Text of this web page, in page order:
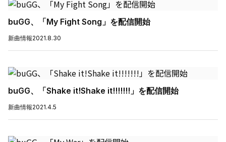
buGG、「My Fight Song」を配信開始
新曲情報2021.8.30
buGG、「Shake it!Shake it!!!!!!!」を配信開始
新曲情報2021.4.5